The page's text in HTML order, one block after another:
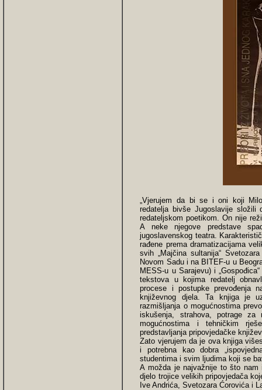
„Vjerujem da bi se i oni koji
redatelja bivše Jugoslavije složili
redateljskom poetikom. On nije
A neke njegove predstave
jugoslavenskog teatra.
rađene prema dramatizacijama
svih „Majčina sultanija“
Novom Sadu i na BITEF-u u
MESS-u u Sarajevu) i
tekstova u kojima redatelj
procese i postupke prevođenja
književnog djela. Ta knjiga je
razmišljanja o mogućnostima
iskušenja, strahova, potrage za
mogućnostima i tehničkim
predstavljanja pripovjedačke
Zato vjerujem da je ova knjiga
i potrebna kao dobra
studentima i svim ljudima koji se
A možda je najvažnije to što nam
djelo trojice velikih pripovjedača
Ive Andrića, Svetozara Ćorovića i